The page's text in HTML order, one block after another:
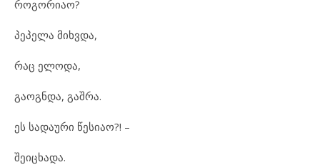
როგორიაო?
პეპელა მიხვდა,
რაც ელოდა,
გაოგნდა, გაშრა.
ეს სადაური წესიაო?! –
შეიცხადა.